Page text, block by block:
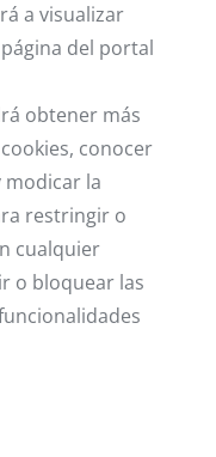
a visualizar
del portal
obtener más
conocer
modicar la
restringir o
cualquier
o bloquear las